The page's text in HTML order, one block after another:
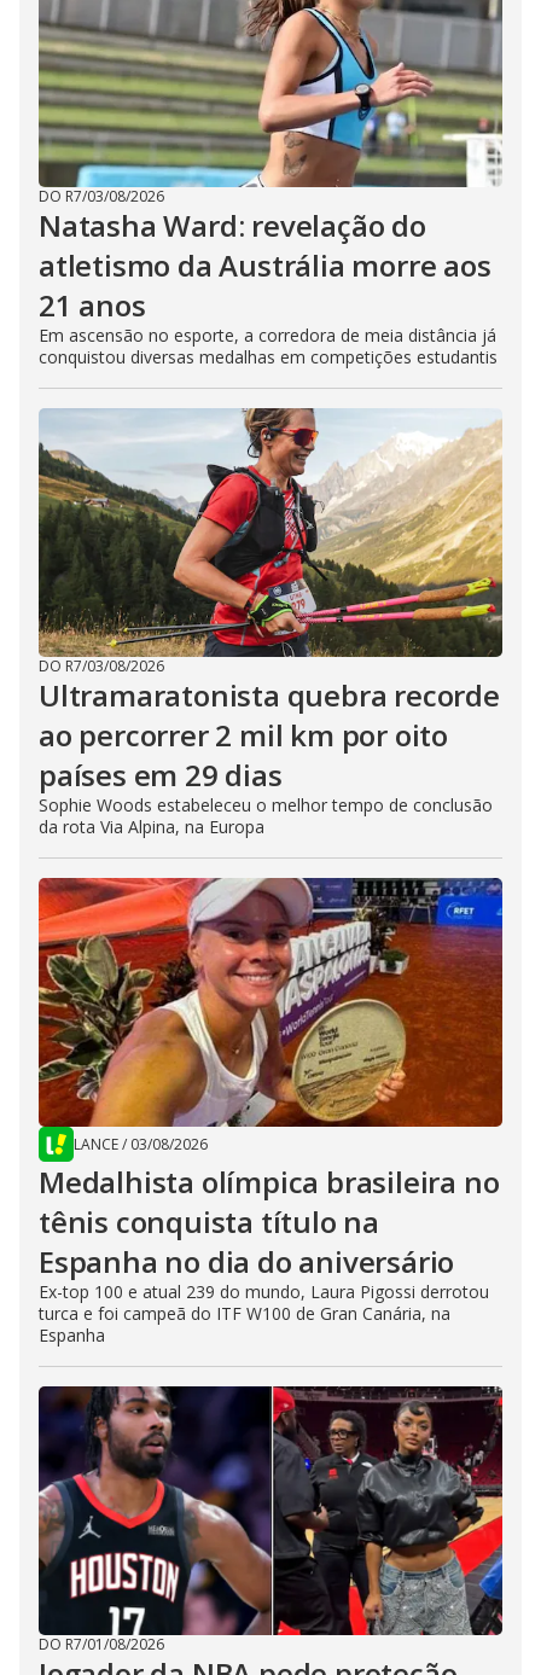
DO R7/03/08/2026
Natasha Ward: revelação do
atletismo da Austrália morre aos
21 anos
Em ascensão no esporte, a corredora de meia distância já
conquistou diversas medalhas em competições estudantis
DO R7/03/08/2026
Ultramaratonista quebra recorde
ao percorrer 2 mil km por oito
países em 29 dias
Sophie Woods estabeleceu o melhor tempo de conclusão
da rota Via Alpina, na Europa
LANCE/ 03/08/2026
Medalhista olímpica brasileira no
tênis conquista título na
Espanha no dia do aniversário
Ex-top 100 e atual 239 do mundo, Laura Pigossi derrotou
turca e foi campeã do ITF W100 de Gran Canária, na
Espanha
DO R7/01/08/2026